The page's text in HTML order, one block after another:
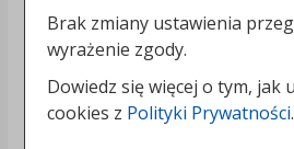
Brak zmiany ustawienia
wyrażenie zgody.
Dowiedz się więcej o tym, jak
cookies z Polityki Prywatności.